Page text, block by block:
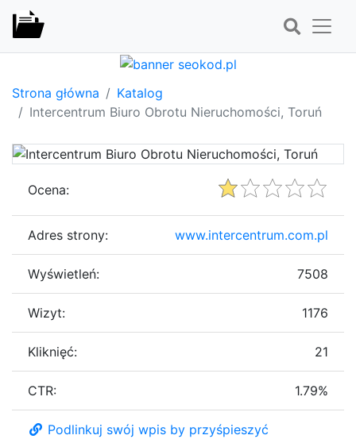
Strona główna
Katalog
Intercentrum Biuro Obrotu Nieruchomości, Toruń
Ocena:
Adres strony: www.intercentrum.com.pl
Wyświetleń: 7508
Wizyt: 1176
Kliknięć: 21
CTR: 1.79%
Podlinkuj swój wpis by przyśpieszyć